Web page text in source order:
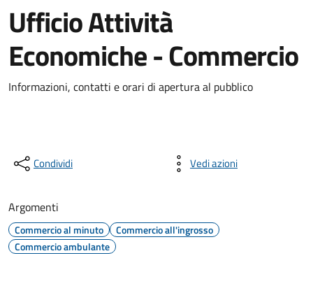
Ufficio Attività
Economiche - Commercio
Informazioni, contatti e orari di apertura al pubblico
Condividi Vedi azioni
Argomenti
Commercio al minuto
Commercio all'ingrosso
Commercio ambulante